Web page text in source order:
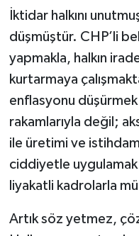
İktidar halkını
düşmüştür. CHP’li
yapmakla, halkın
kurtarmaya
enflasyonu
rakamlarıyla değil;
ile üretimi ve
ciddiyetle uygulamak
liyakatli kadrolarla
Artık söz yetmez,